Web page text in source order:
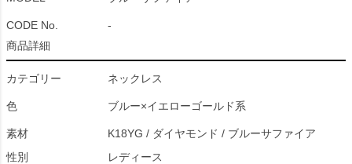
CODE No.
-
商品詳細
カテゴリー ネックレス
色 ブルー×イエローゴールド系
素材
K18YG / ダイヤモンド / ブルーサファイア
性別
レディース